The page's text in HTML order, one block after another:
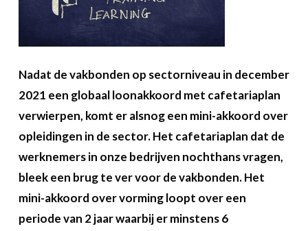
Nadat de vakbonden op sectorniveau in december
2021 een globaal loonakkoord met cafetariaplan
verwierpen, komt er alsnog een mini-akkoord over
opleidingen in de sector. Het cafetariaplan dat de
werknemers in onze bedrijven nochthans vragen,
bleek een brug te ver voor de vakbonden. Het
mini-akkoord over vorming loopt over een
periode van 2 jaar waarbij er minstens 6